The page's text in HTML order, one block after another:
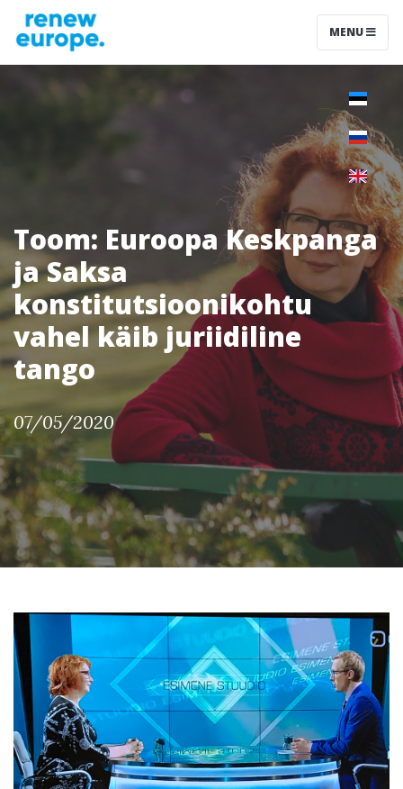
MENU
Toom: Euroopa Keskpanga
ja Saksa
konstitutsioonikohtu
vahel käib juriidiline
tango
07/05/2020